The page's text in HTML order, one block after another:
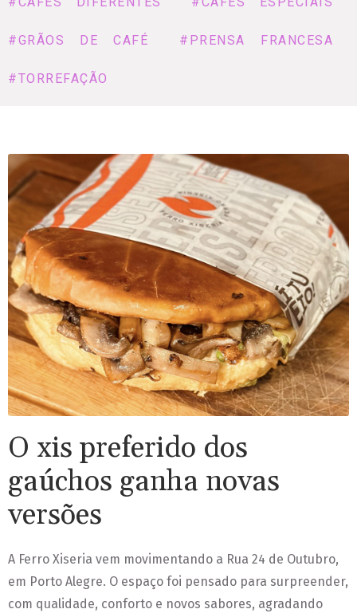
#GRÃOS DE CAFÉ #PRENSA FRANCESA
#TORREFAÇÃO
O xis preferido dos
gaúchos ganha novas
versões
A Ferro Xiseria vem movimentando a Rua 24 de Outubro,
em Porto Alegre. O espaço foi pensado para surpreender,
com qualidade, conforto e novos sabores, agradando